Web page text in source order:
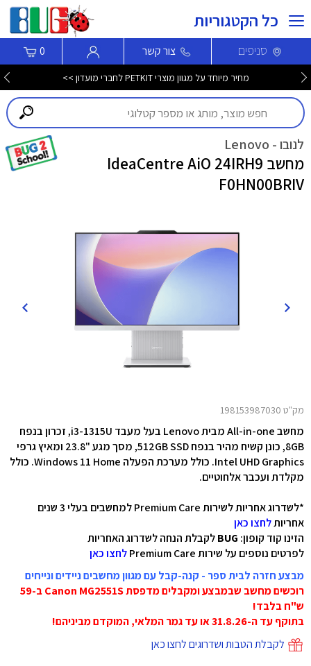
כל הקטגוריות
סניפים צור קשר 0
מחיר מיוחד על מגוון מוצרי PETKIT לחברי מועדון >>
לנובו - Lenovo
מחשב IdeaCentre AiO 24IRH9
F0HN00BRIV
מק"ט 198153987030
מחשב All-in-one מבית Lenovo בעל מעבד i3-1315U, זכרון בנפח
8GB, כונן קשיח מהיר בנפח 512GB SSD, מסך מגע "23.8 ומאיץ גרפי
Intel UHD Graphics
. כולל מערכת הפעלה Windows 11 Home. כולל
מקלדת ועכבר אלחוטיים.
*לשדרוג אחריות לשירות Premium Care למחשבים בעלי 3 שנים
אחריותלחצו כאן
הזינו קוד קופון: BUGלקבלת הנחה לשדרוג האחריות
לפרטים נוספים על שירות Premium Care
לחצו כאן
מבצע חזרה לבית ספר - קנה-קבל עם מגוון מחשבים ניידים ונייחים
רוכשים מחשב שבמבצע ומקבלים מדפסת Canon MG2551S ב-59
ש"ח בלבד!
בתוקף עד ה-31.8.26 או עד גמר המלאי, המוקדם מביניהם!
לקבלת הטבות ושדרוגים לחצו כאן